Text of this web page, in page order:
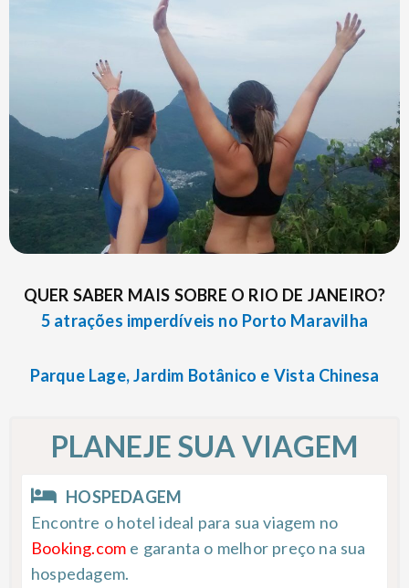
QUER SABER MAIS SOBRE O RIO DE JANEIRO?
5 atrações imperdíveis no Porto Maravilha
Parque Lage, Jardim Botânico e Vista Chinesa
PLANEJE SUA VIAGEM
HOSPEDAGEM
Encontre o hotel ideal para sua viagem no
Booking.com e garanta o melhor preço na sua
hospedagem.